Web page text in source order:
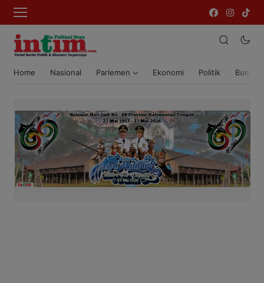
Home Nasional Parlemen Ekonomi Politik Bumi